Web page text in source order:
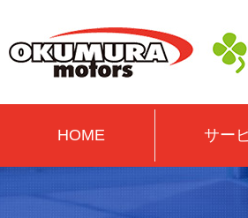
HOME サー